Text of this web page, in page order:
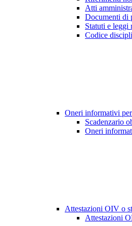
Atti
Documenti di
Statuti e leggi
Codice
Oneri informativi
Scadenzario
Oneri
Attestazioni OIV o
Attestazioni